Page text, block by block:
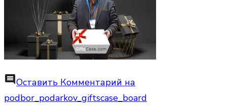
commentОставить Комментарий на
podbor_podarkov_giftscase_board